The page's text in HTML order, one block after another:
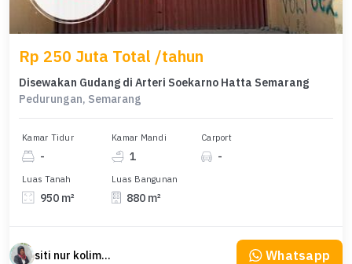
Rp 250 Juta Total /tahun
Disewakan Gudang di Arteri Soekarno Hatta Semarang
Pedurungan, Semarang
Kamar Tidur
-
Kamar Mandi
1
Carport
-
Luas Tanah
950 m²
Luas Bangunan
880 m²
siti nur kolimah Whatsapp